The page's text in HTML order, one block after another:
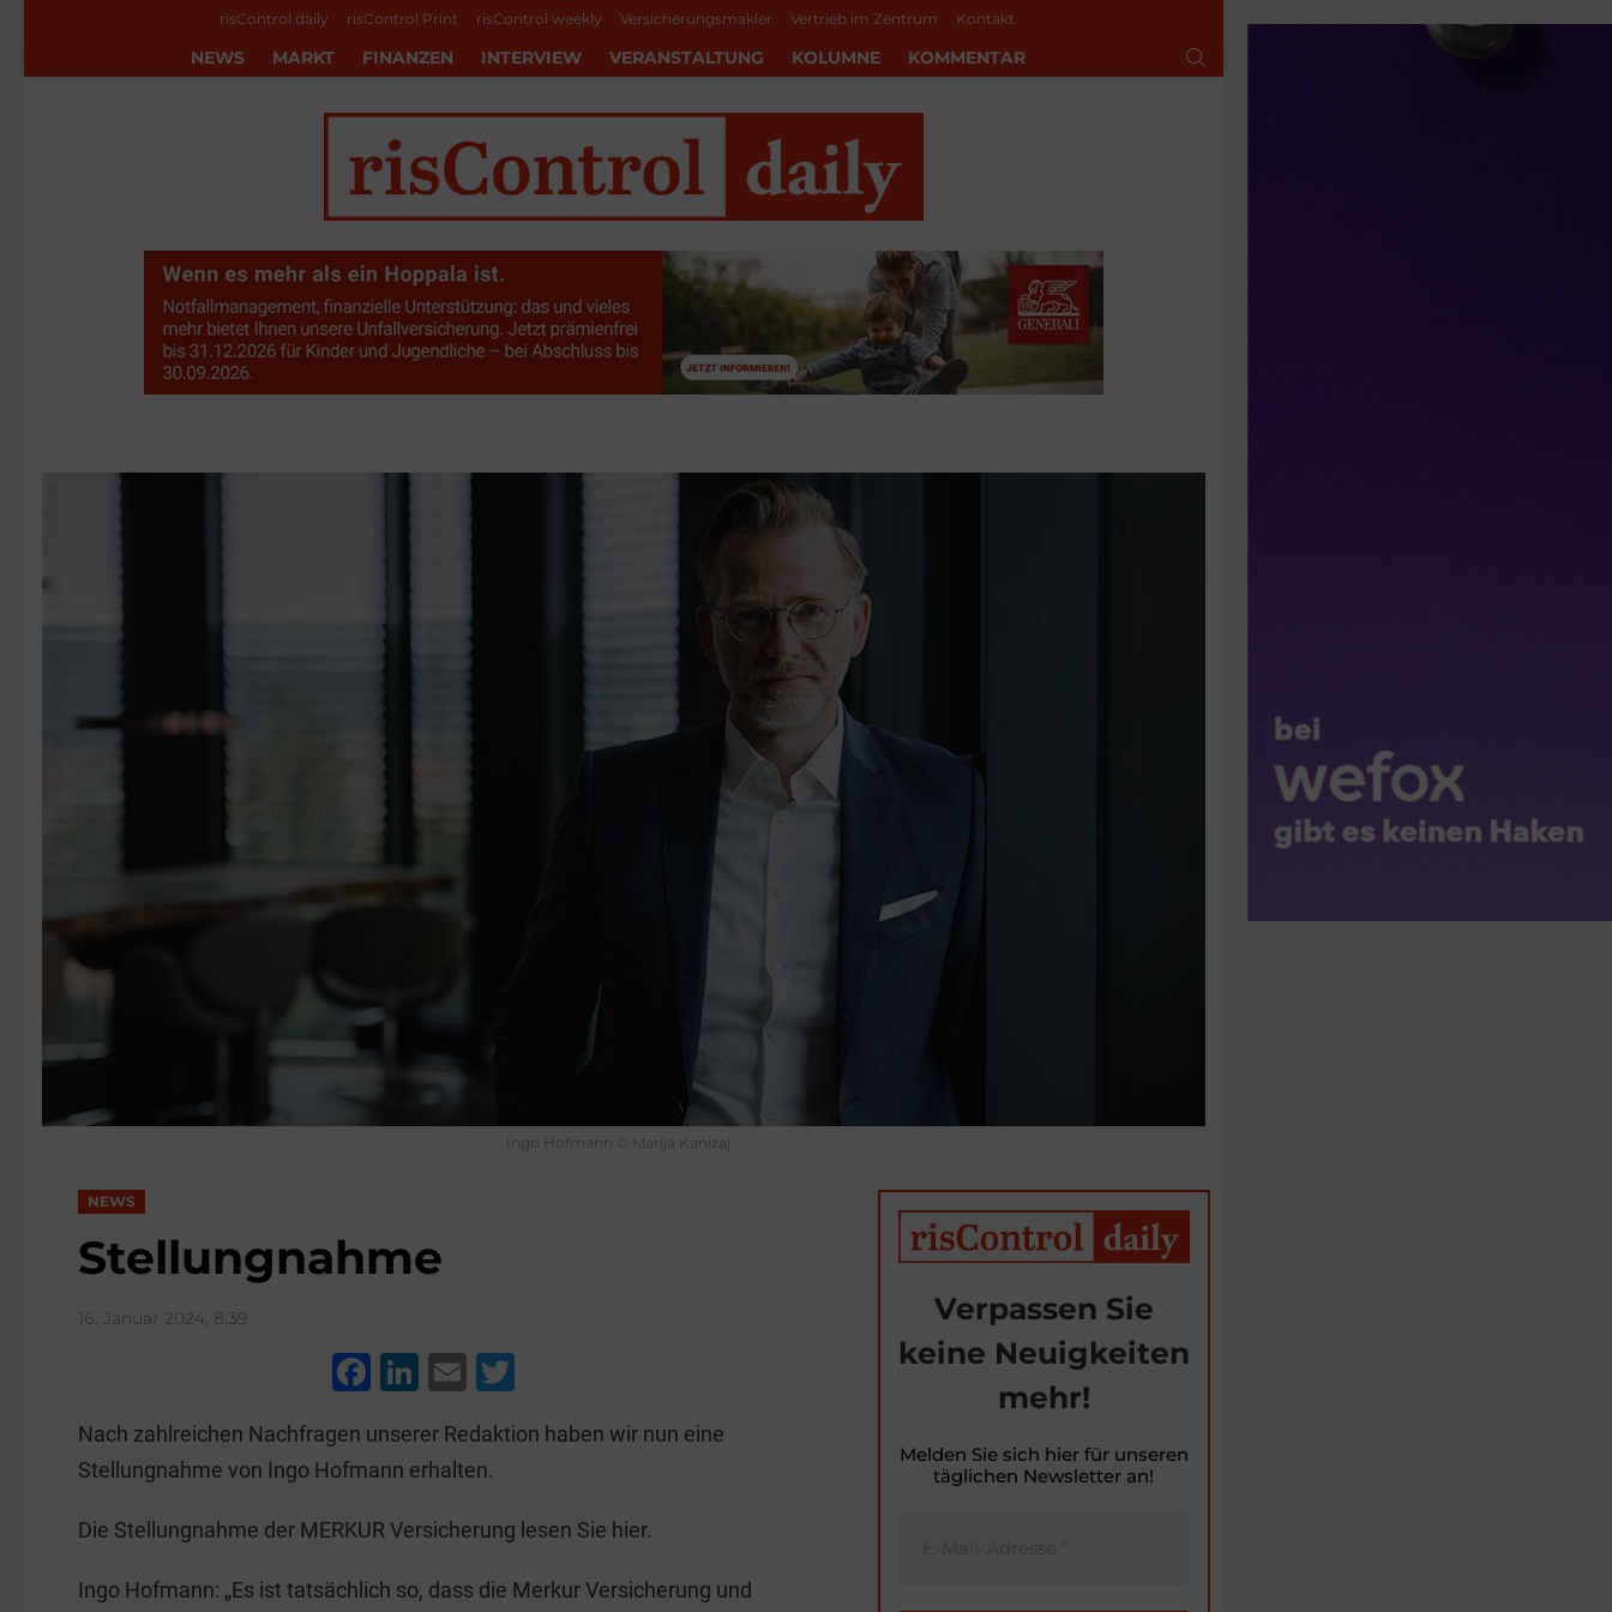
risControl daily risControl Print risControl weekly Versicherungsmakler Vertrieb im Zentrum Kontakt
NEWS MARKT FINANZEN INTERVIEW VERANSTALTUNG KOLUMNE KOMMENTAR
Ingo Hofmann © Marija Kanizaj
NEWS
Stellungnahme
16. Januar 2024, 8:39
F
c
e
b
Li
k
e
dI
E
ai
l
tt
Nach zahlreichen Nachfragen unserer Redaktion haben wir nun eine
Stellungnahme von Ingo Hofmann erhalten.
Die Stellungnahme der MERKUR Versicherung lesen Sie hier.
Ingo Hofmann: „Es ist tatsächlich so, dass die Merkur Versicherung und
Verpassen Sie
keine Neuigkeiten
mehr!
Melden Sie sich hier für unseren
täglichen Newsletter an!